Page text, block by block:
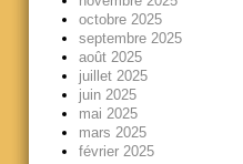
octobre 2025
septembre 2025
août 2025
juillet 2025
juin 2025
mai 2025
mars 2025
février 2025